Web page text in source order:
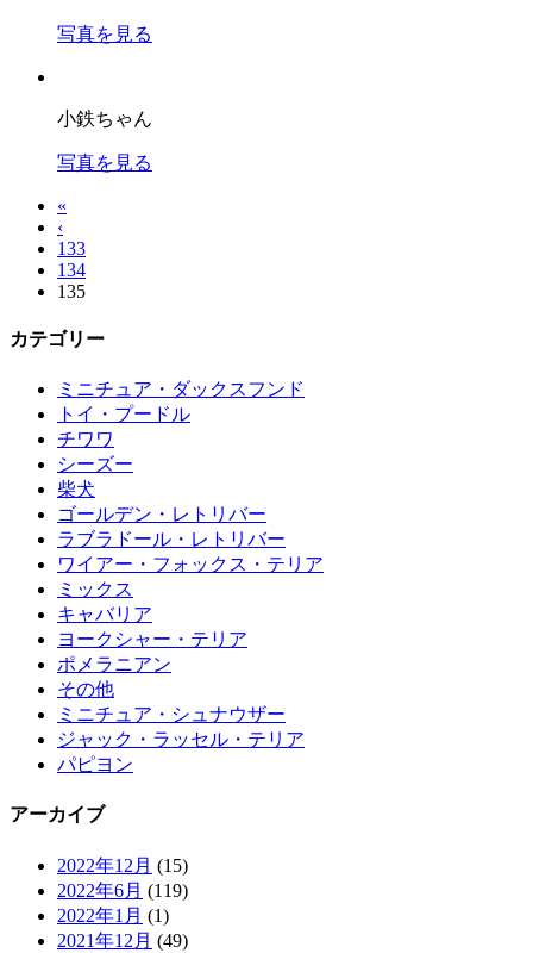
写真を見る
小鉄ちゃん
写真を見る
«
‹
133
134
135
カテゴリー
ミニチュア・ダックスフンド
トイ・プードル
チワワ
シーズー
柴犬
ゴールデン・レトリバー
ラブラドール・レトリバー
ワイアー・フォックス・テリア
ミックス
キャバリア
ヨークシャー・テリア
ポメラニアン
その他
ミニチュア・シュナウザー
ジャック・ラッセル・テリア
パピヨン
アーカイブ
2022年12月 (15)
2022年6月 (119)
2022年1月 (1)
2021年12月 (49)